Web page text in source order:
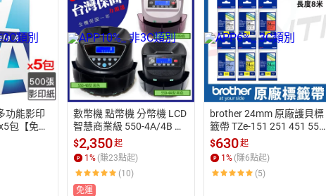
功能影印
包【免運
數幣機 點幣機 分幣機 LCD
智慧商業級 550-4A/4B 台
幣專用  硬幣清分機 (總和/
計數/分批)【Li Ding Da】
$2,350起
1% (賺23點起)
(10)
免運
brother 24mm 原廠護貝標
籤帶 TZe-151 251 451 551
651 751 長度8米
$630起
1% (賺6點起)
(5)